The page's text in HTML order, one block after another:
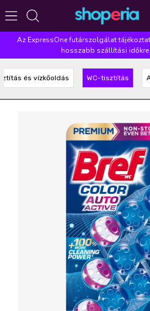
Népszerű kategóriák
Szépségápolás Élelmiszer
Takarítás Baba-mama
Pampers Lenor Finish
Népszerű keresések
leukoplast ariel lenor finish
Az ExpressOne futárszolgálat
hosszabb szállítási időkre
és vízkőoldás WC-tisztítás